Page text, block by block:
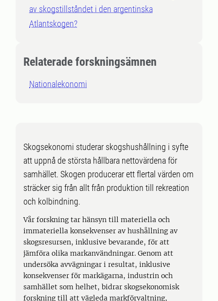
av skogstillståndet i den argentinska
Atlantskogen?
Relaterade forskningsämnen
Nationalekonomi
Skogsekonomi studerar skogshushållning i syfte
att uppnå de största hållbara nettovärdena för
samhället. Skogen producerar ett flertal värden om
sträcker sig från allt från produktion till rekreation
och kolbindning.
Vår forskning tar hänsyn till materiella och
immateriella konsekvenser av hushållning av
skogsresursen, inklusive bevarande, för att
jämföra olika markanvändningar. Genom att
undersöka avvägningar i resultat, inklusive
konsekvenser för markägarna, industrin och
samhället som helhet, bidrar skogsekonomisk
forskning till att vägleda markförvaltning,